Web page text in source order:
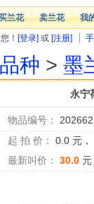
兰花 卖兰花 我
！ [登录] 或 [注册]
种 > 墨
永宁
物品编号：
起 拍 价：
0.0 元，
最新叫价：
30.0 元